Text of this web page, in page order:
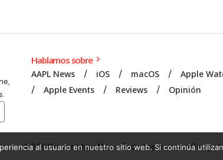
Hablamos sobre
AAPL News iOS macOS Apple
Apple Events
Reviews Opinión
© 2008 mecambioaMac – Todo Apple y más | Design
al usuario en nuestro sitio web. Si continúa